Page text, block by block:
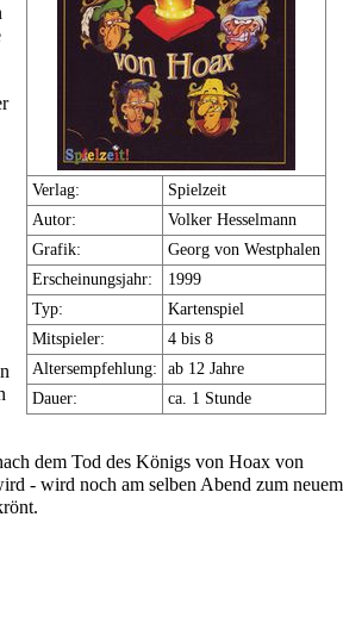
Verlag:
Spielzeit
Autor:
Volker Hesselmann
Grafik:
Georg von Westphalen
Erscheinungsjahr:
1999
Typ:
Kartenspiel
Mitspieler:
4 bis 8
Altersempfehlung:
ab 12 Jahre
Dauer:
ca. 1 Stunde
dem Tod des Königs von Hoax von
- wird noch am selben Abend zum neuem